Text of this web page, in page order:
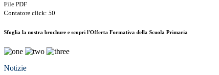
File PDF
Contatore click: 50
Sfoglia la nostra brochure e scopri l'Offerta Formativa della Scuola Primaria
Notizie